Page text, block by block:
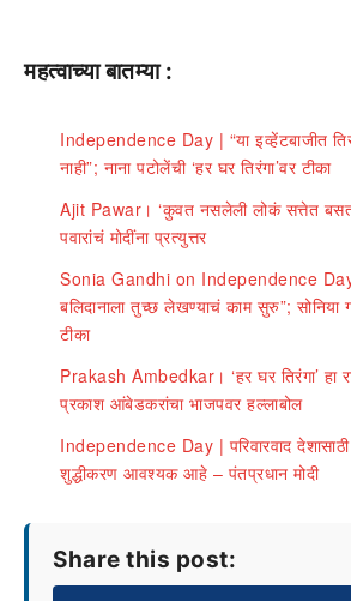
महत्वाच्या बातम्या :
Independence Day | “या इव्हेंटबाजीत
नाही”; नाना पटोलेंची ‘हर घर तिरंगा’वर टीका
Ajit Pawar। ‘कुवत नसलेली लोकं सत्तेत
पवारांचं मोदींना प्रत्युत्तर
Sonia Gandhi on Independence Day |
बलिदानाला तुच्छ लेखण्याचं काम सुरु”; सोनिया
टीका
Prakash Ambedkar। ‘हर घर तिरंगा’ हा
प्रकाश आंबेडकरांचा भाजपवर हल्लाबोल
Independence Day | परिवारवाद
शुद्धीकरण आवश्यक आहे – पंतप्रधान मोदी
Share this post: